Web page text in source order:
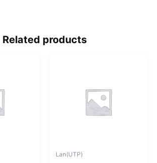
Related products
Lan(UTP)